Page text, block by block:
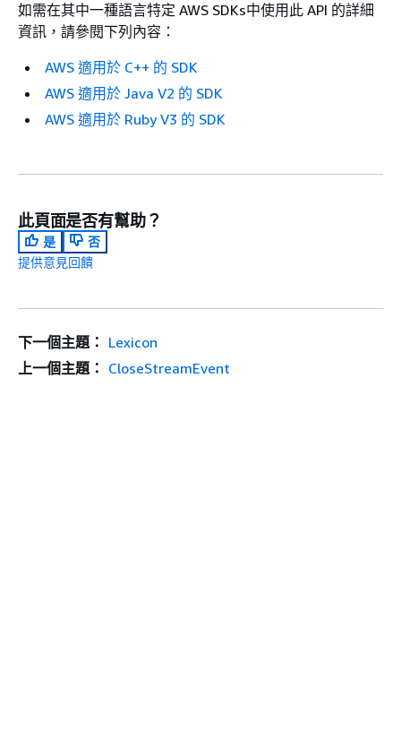
如需在其中一種語言特定 AWS SDKs中使用此 API 的詳細
資訊，請參閱下列內容：
AWS 適用於 C++ 的 SDK
AWS 適用於 Java V2 的 SDK
AWS 適用於 Ruby V3 的 SDK
此頁面是否有幫助？
是
否
提供意見回饋
下一個主題： Lexicon
上一個主題： CloseStreamEvent